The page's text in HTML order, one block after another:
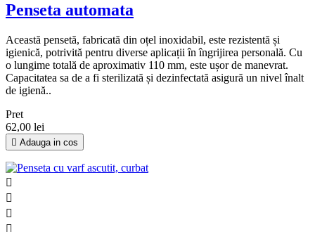
Penseta automata
Această pensetă, fabricată din oțel inoxidabil, este rezistentă și
igienică, potrivită pentru diverse aplicații în îngrijirea personală. Cu
o lungime totală de aproximativ 110 mm, este ușor de manevrat.
Capacitatea sa de a fi sterilizată și dezinfectată asigură un nivel înalt
de igienă..
Pret
62,00 lei
 Adauga in cos



